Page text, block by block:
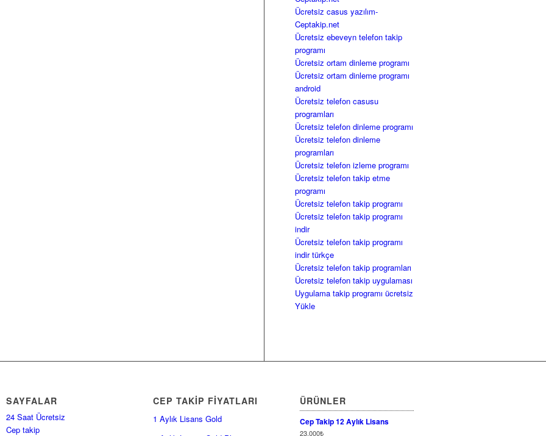
Ücretsiz casus yazılım-
Ceptakip.net
Ücretsiz ebeveyn telefon takip
programı
Ücretsiz ortam dinleme programı
Ücretsiz ortam dinleme programı
android
Ücretsiz telefon casusu
programları
Ücretsiz telefon dinleme programı
Ücretsiz telefon dinleme
programları
Ücretsiz telefon izleme programı
Ücretsiz telefon takip etme
programı
Ücretsiz telefon takip programı
Ücretsiz telefon takip programı
indir
Ücretsiz telefon takip programı
indir türkçe
Ücretsiz telefon takip programları
Ücretsiz telefon takip uygulaması
Uygulama takip programı ücretsiz
Yükle
SAYFALAR
24 Saat Ücretsiz
Cep takip
CEP TAKİP FİYATLARI
1 Aylık Lisans Gold
ÜRÜNLER
Cep Takip 12 Aylık Lisans
23,000₺